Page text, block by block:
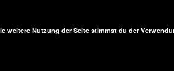
weitere Nutzung der Seite stimmst du der